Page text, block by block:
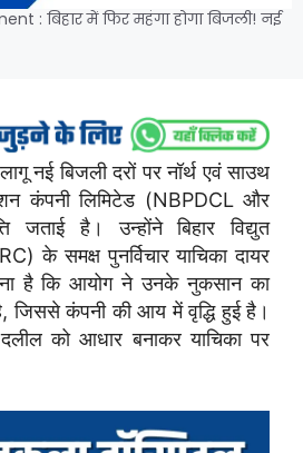
: बिहार में फिर महंगा होगा बिजली! नई
नई बिजली दरों पर नॉर्थ एवं साउथ
कंपनी लिमिटेड (NBPDCL और
जताई है। उन्होंने बिहार विद्युत
के समक्ष पुनर्विचार याचिका दायर
है कि आयोग ने उनके नुकसान का
कंपनी की आय में वृद्धि हुई है।
को आधार बनाकर याचिका पर